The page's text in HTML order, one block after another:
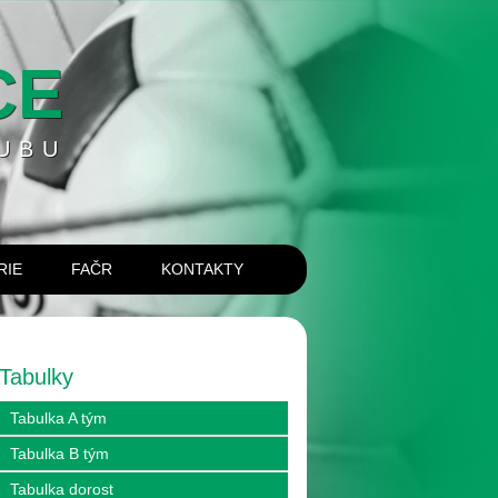
FAČR KONTAKTY
Tabulky
Tabulka A tým
Tabulka B tým
Tabulka dorost